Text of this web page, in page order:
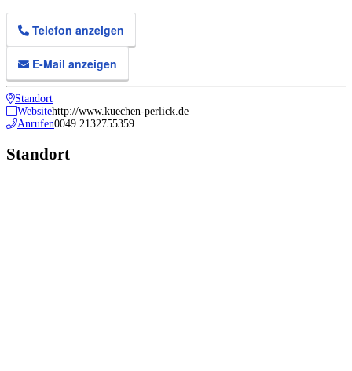
Telefon anzeigen
E-Mail anzeigen
Standort
Websitehttp://www.kuechen-perlick.de
Anrufen0049 2132755359
Standort